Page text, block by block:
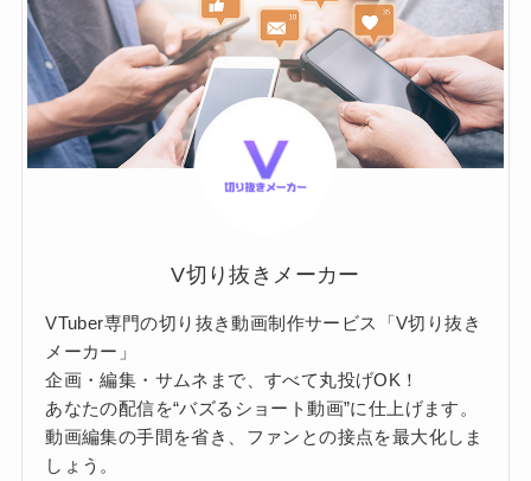
V切り抜きメーカー
VTuber専門の切り抜き動画制作サービス「V切り抜き
メーカー」
企画・編集・サムネまで、すべて丸投げOK！
あなたの配信を“バズるショート動画”に仕上げます。
動画編集の手間を省き、ファンとの接点を最大化しま
しょう。